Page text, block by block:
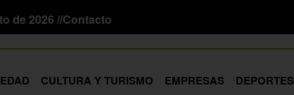
de 2026 //Contacto
CULTURA Y TURISMO EMPRESAS
DEPORTES